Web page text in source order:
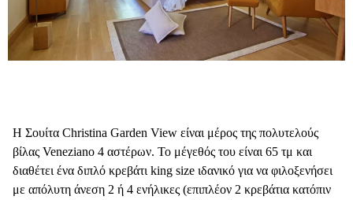
Η Σουίτα Christina Garden View είναι μέρος της πολυτελούς
βίλας Veneziano 4 αστέρων. Το μέγεθός του είναι 65 τμ και
διαθέτει ένα διπλό κρεβάτι king size ιδανικό για να φιλοξενήσει
με απόλυτη άνεση 2 ή 4 ενήλικες (επιπλέον 2 κρεβάτια κατόπιν